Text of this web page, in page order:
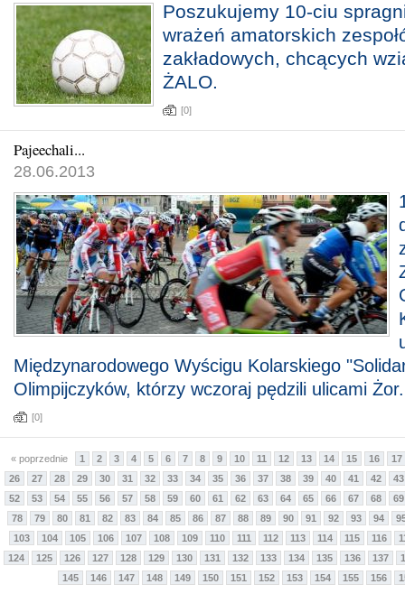
Poszukujemy 10-ciu
wrażeń amatorskich
zakładowych, chcących
ŻALO.
[0]
Pajeechali...
28.06.2013
Międzynarodowego Wyścigu Kolarskiego
Olimpijczyków, którzy wczoraj pędzili ulicami Żor.
[0]
« poprzednie 1 2 3 4 5 6 7 8 9 10 11 12 13 14 15 16
17
26
27 28 29 30 31 32 33 34 35 36 37 38 39 40 41 42
43
52
53 54 55 56 57 58 59 60 61 62 63 64 65 66 67 68
69
78
79 80 81 82 83 84 85 86 87 88 89 90 91 92 93 94
103
104 105 106 107 108 109 110 111 112 113 114 115 116
124
125 126 127 128 129 130 131 132 133 134 135 136 137
145
146 147 148 149 150 151 152 153 154 155 156